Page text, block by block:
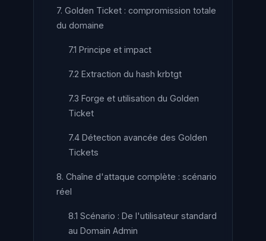
7. Golden Ticket : compromission totale
du domaine
7.1 Principe et impact
7.2 Extraction du hash krbtgt
7.3 Forge et utilisation du Golden
Ticket
7.4 Détection avancée des Golden
Tickets
8. Chaîne d'attaque complète : scénario
réel
8.1 Scénario : De l'utilisateur standard
au Domain Admin